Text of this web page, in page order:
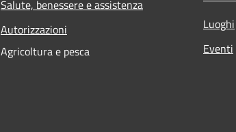
Salute, benessere e assistenza
Autorizzazioni
Agricoltura e pesca
Luoghi
Eventi